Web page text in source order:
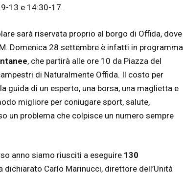
13 e 14:30-17.
sarà riservata proprio al borgo di Offida, dove
Domenica 28 settembre è infatti in programma
, che partirà alle ore 10 da Piazza del
di Naturalmente Offida. Il costo per
guida di un esperto, una borsa, una maglietta e
migliore per coniugare sport, salute,
un problema che colpisce un numero sempre
anno siamo riusciti a eseguire 130
dichiarato Carlo Marinucci, direttore dell’Unità